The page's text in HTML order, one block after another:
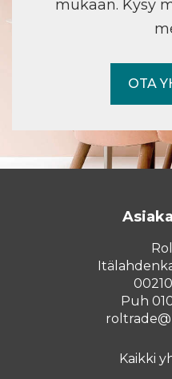
mukaan. Kysy
OTA
Puh
Kaikki